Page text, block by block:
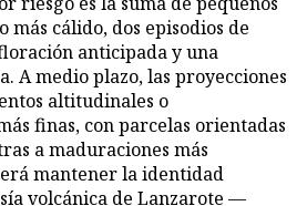
más cálido, dos episodios de
anticipada y una
A medio plazo, las proyecciones
altitudinales o
finas, con parcelas orientadas
a maduraciones más
mantener la identidad
volcánica de Lanzarote —